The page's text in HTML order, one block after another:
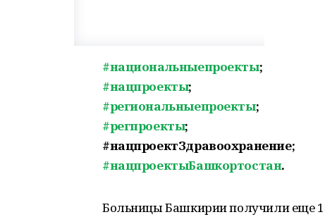
#национальныепроекты;
#нацпроекты;
#региональныепроекты;
#регпроекты;
#нацпроектЗдравоохранение;
#нацпроектыБашкортостан.
Больницы Башкирии получили еще